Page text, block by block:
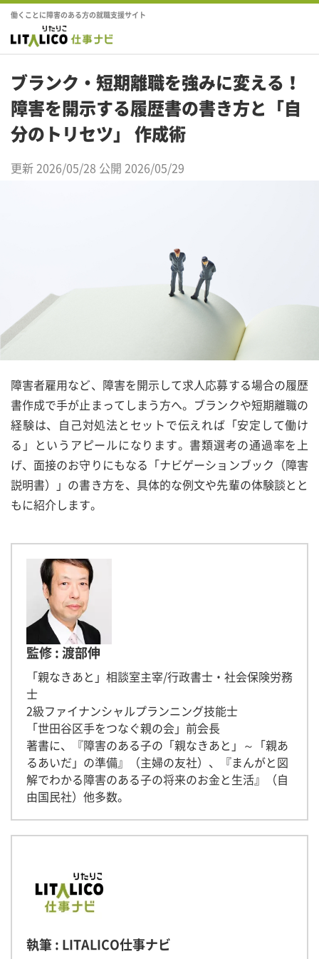
働くことに障害のある方の就職支援サイト
ブランク・短期離職を強みに変える！
障害を開示する履歴書の書き方と「自
分のトリセツ」 作成術
更新 2026/05/28 公開 2026/05/29
障害者雇用など、障害を開示して求人応募する場合の履歴
書作成で手が止まってしまう方へ。ブランクや短期離職の
経験は、自己対処法とセットで伝えれば「安定して働け
る」というアピールになります。書類選考の通過率を上
げ、面接のお守りにもなる「ナビゲーションブック（障害
説明書）」の書き方を、具体的な例文や先輩の体験談とと
もに紹介します。
監修 : 渡部伸
「親なきあと」相談室主宰/行政書士・社会保険労務
士
2級ファイナンシャルプランニング技能士
「世田谷区手をつなぐ親の会」前会長
著書に、『障害のある子の「親なきあと」～「親あ
るあいだ」の準備』（主婦の友社）、『まんがと図
解でわかる障害のある子の将来のお金と生活』（自
由国民社）他多数。
執筆 : LITALICO仕事ナビ